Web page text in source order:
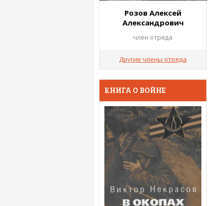
Розов Алексей
Александрович
член отряда
Другие члены отряда
КНИГА О ВОЙНЕ